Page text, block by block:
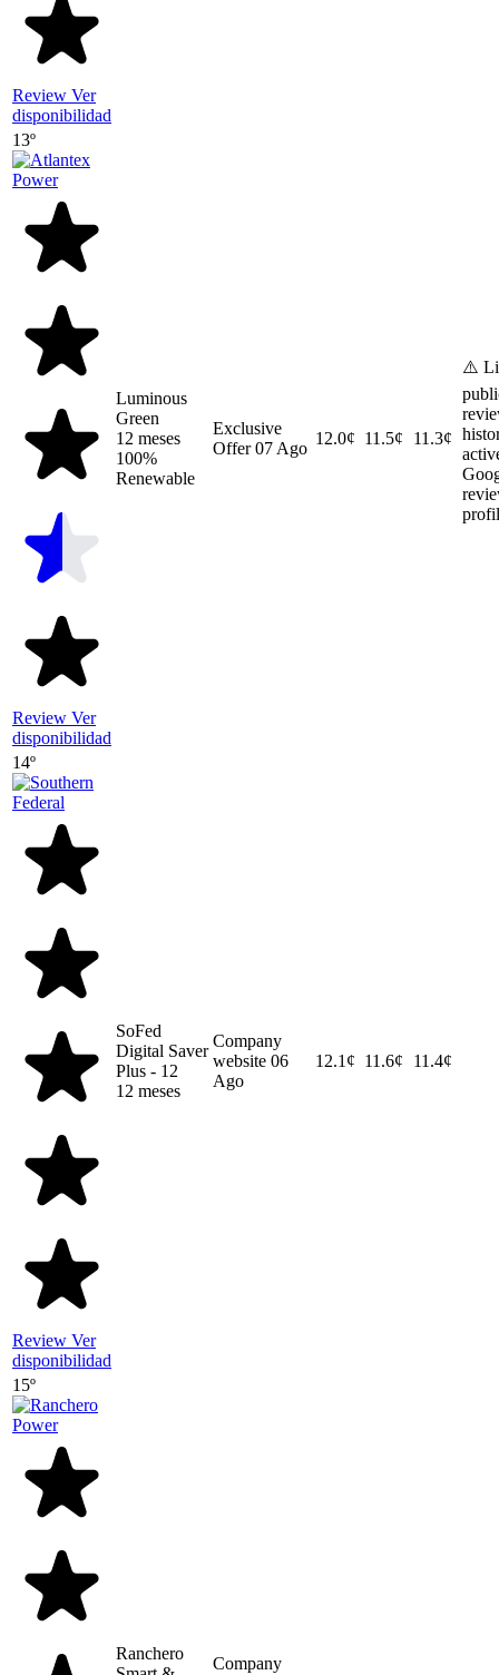
Review Ver
disponibilidad
13º
Review Ver
disponibilidad
Luminous
Green
12 meses
100%
Renewable
Exclusive
Offer07 Ago
12.0¢ 11.5¢ 11.3¢
⚠️
14º
Review Ver
disponibilidad
SoFed
Digital Saver
Plus - 12
12 meses
Company
website 06
Ago
12.1¢ 11.6¢ 11.4¢
15º
Ranchero
Company